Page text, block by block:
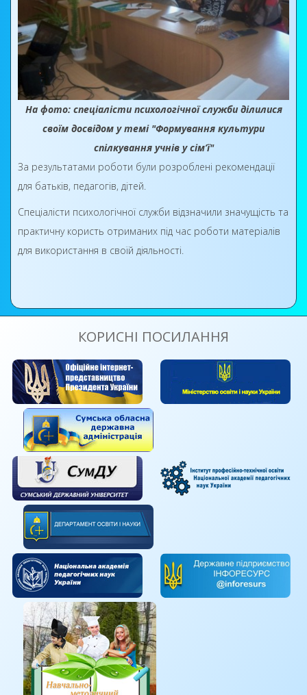
На фото: спеціалісти психологічної служби ділилися
своїм досвідом у темі "Формування культури
спілкування учнів у сім’ї"
За результатами роботи були розроблені рекомендації
для батьків, педагогів, дітей.
Спеціалісти психологічної служби відзначили значущість та
практичну користь отриманих під час роботи матеріалів
для використання в своїй діяльності.
КОРИСНІ ПОСИЛАННЯ